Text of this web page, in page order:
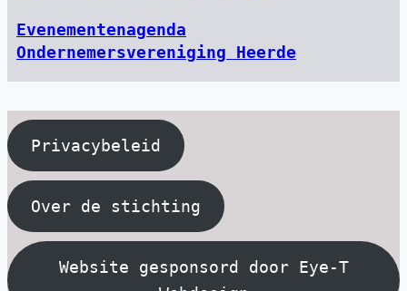
Evenementenagenda
Ondernemersvereniging Heerde
Privacybeleid
Over de stichting
Website gesponsord door Eye-T